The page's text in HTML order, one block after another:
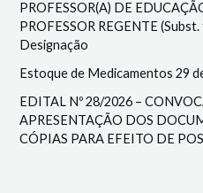
PROFESSOR(A) DE
PROFESSOR REGENTE
Designação
Estoque de Medicamentos 29
EDITAL Nº 28/2026 –
APRESENTAÇÃO DOS
CÓPIAS PARA EFEITO DE